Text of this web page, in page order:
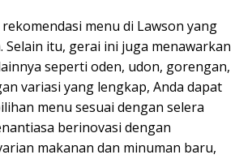
menu di Lawson yang
Selain itu, gerai ini juga menawarkan
seperti oden, udon, gorengan,
variasi yang lengkap, Anda dapat
menu sesuai dengan selera
berinovasi dengan
makanan dan minuman baru,